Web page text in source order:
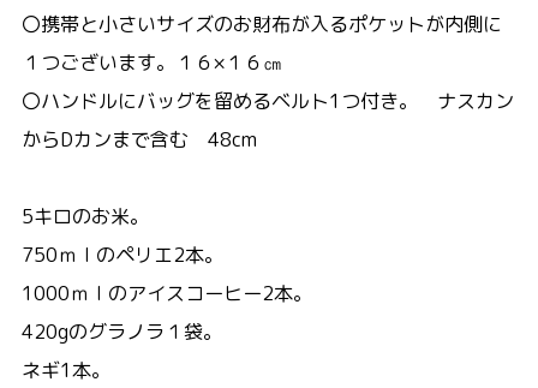
〇携帯と小さいサイズのお財布が入るポケットが内側に
１つございます。１６×１６㎝
〇ハンドルにバッグを留めるベルト1つ付き。 ナスカン
からDカンまで含む 48cm
5キロのお米。
750ｍｌのペリエ2本。
1000ｍｌのアイスコーヒー2本。
420gのグラノラ１袋。
ネギ1本。